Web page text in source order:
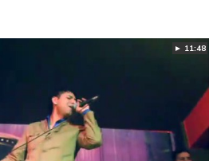
► 11:48